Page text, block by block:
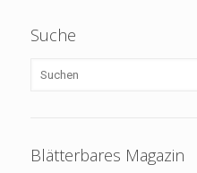
Suche
Blätterbares Magazin